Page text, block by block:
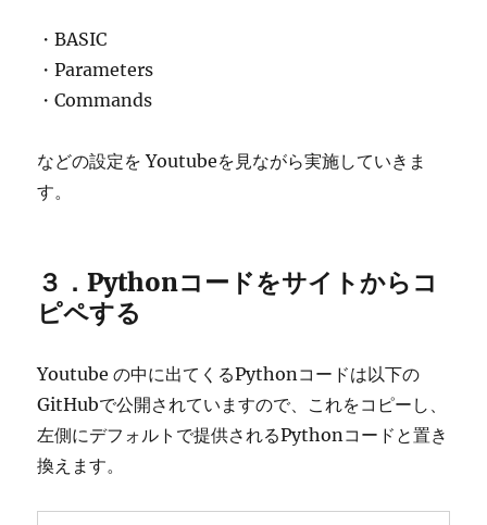
・BASIC
・Parameters
・Commands
などの設定を Youtubeを見ながら実施していきま
す。
３．Pythonコードをサイトからコ
ピペする
Youtube の中に出てくるPythonコードは以下の
GitHubで公開されていますので、これをコピーし、
左側にデフォルトで提供されるPythonコードと置き
換えます。